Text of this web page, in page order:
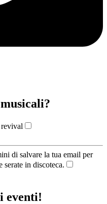
revival
di salvare la tua email per
in discoteca.
eventi!